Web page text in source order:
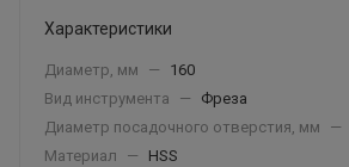
Характеристики
Диаметр, мм —
160
Вид инструмента
—
Фреза
Диаметр посадочного отверстия, мм
—
Материал
— HSS